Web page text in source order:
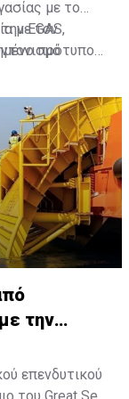
με το
EGAS,
με τον
πρότυπο
την
επενδυτικού